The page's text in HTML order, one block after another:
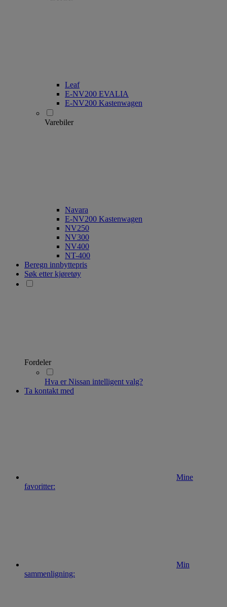
Leaf
E-NV200 EVALIA
E-NV200 Kastenwagen
Varebiler
Navara
E-NV200 Kastenwagen
NV250
NV300
NV400
NT-400
Beregn innbyttepris
Søk etter kjøretøy
Fordeler
Hva er Nissan intelligent valg?
Ta kontakt med
Mine
favoritter:
Min
sammenligning: